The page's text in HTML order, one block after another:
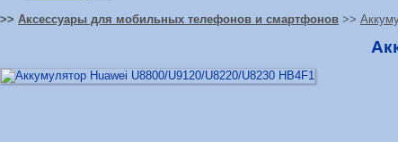
>> Аксессуары для мобильных телефонов и смартфонов >>